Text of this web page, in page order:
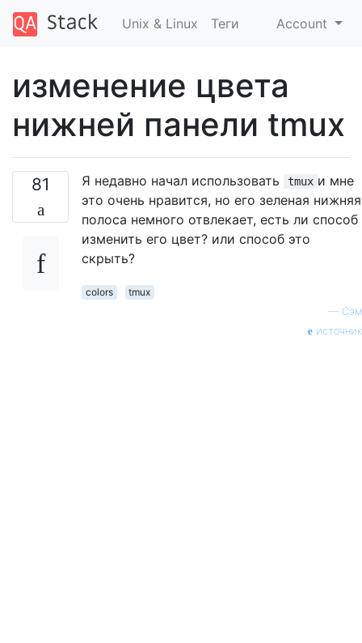
Unix & Linux Теги Account
изменение цвета
нижней панели tmux
81 Я недавно начал использовать tmux и мне
это очень нравится, но его зеленая нижняя
полоса немного отвлекает, есть ли способ
изменить его цвет? или способ это
скрыть?
colors
tmux
— Сэм
источник